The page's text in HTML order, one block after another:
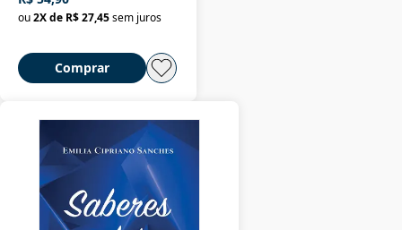
ou2X de R$ 27,45sem juros
Comprar